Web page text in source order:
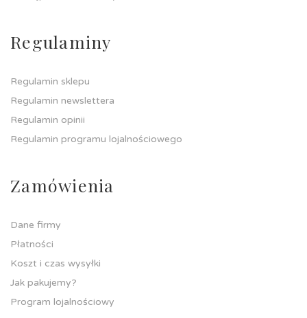
Regulaminy
Regulamin sklepu
Regulamin newslettera
Regulamin opinii
Regulamin programu lojalnościowego
Zamówienia
Dane firmy
Płatności
Koszt i czas wysyłki
Jak pakujemy?
Program lojalnościowy